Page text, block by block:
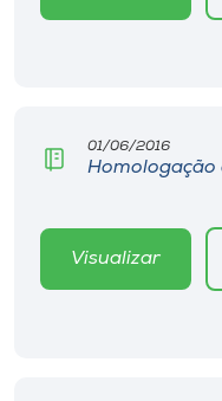
01/06/2016
Homologação
Visualizar